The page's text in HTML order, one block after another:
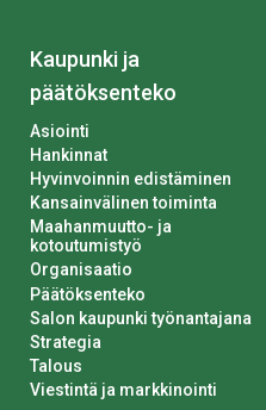
Kaupunki ja
päätöksenteko
Asiointi
Hankinnat
Hyvinvoinnin edistäminen
Kansainvälinen toiminta
Maahanmuutto- ja
kotoutumistyö
Organisaatio
Päätöksenteko
Salon kaupunki työnantajana
Strategia
Talous
Viestintä ja markkinointi